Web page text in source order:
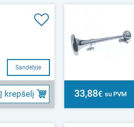
Sandėlyje
Į krepšelį 33,88€ su PVM